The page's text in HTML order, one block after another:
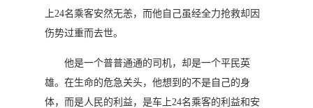
上24名乘客安然无恙，而他自己虽经全力抢救却因
伤势过重而去世。
他是一个普普通通的司机，却是一个平民英
雄。在生命的危急关头，他想到的不是自己的身
体，而是人民的利益，是车上24名乘客的利益和安